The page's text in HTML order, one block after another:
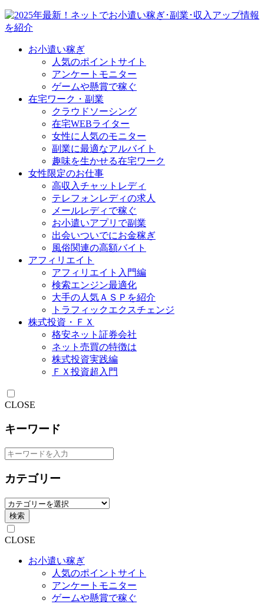
お小遣い稼ぎ
人気のポイントサイト
アンケートモニター
ゲームや懸賞で稼ぐ
在宅ワーク・副業
クラウドソーシング
在宅WEBライター
女性に人気のモニター
副業に最適なアルバイト
趣味を生かせる在宅ワーク
女性限定のお仕事
高収入チャットレディ
テレフォンレディの求人
メールレディで稼ぐ
お小遣いアプリで副業
出会いついでにお金稼ぎ
風俗関連の高額バイト
アフィリエイト
アフィリエイト入門編
検索エンジン最適化
大手の人気ＡＳＰを紹介
トラフィックエクスチェンジ
株式投資・ＦＸ
格安ネット証券会社
ネット売買の特徴は
株式投資実践編
ＦＸ投資超入門
CLOSE
キーワード
カテゴリー
検索
CLOSE
お小遣い稼ぎ
人気のポイントサイト
アンケートモニター
ゲームや懸賞で稼ぐ